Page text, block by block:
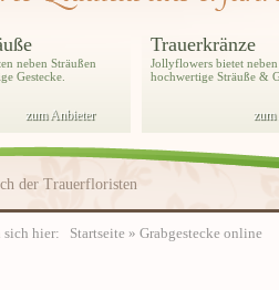
der Trauerfloristen
neben Sträußen
Gestecke.
zum Anbieter
Trauerkränze
Jollyflowers bietet
hochwertige Sträuße &
sich hier: Startseite » Grabgestecke online